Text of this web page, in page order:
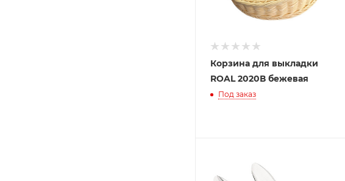
Корзина для выкладки
ROAL 2020В бежевая
Под заказ